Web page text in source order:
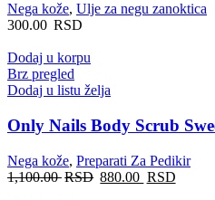
Nega kože, Ulje za negu zanoktica
300.00 RSD
Dodaj u korpu
Brz pregled
Dodaj u listu želja
Only Nails Body Scrub
Nega kože, Preparati Za Pedikir
1,100.00RSD 880.00 RSD